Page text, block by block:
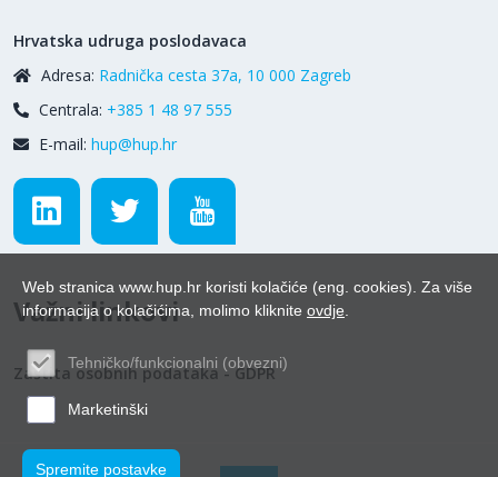
Hrvatska udruga poslodavaca
Adresa: Radnička cesta 37a, 10 000 Zagreb
Centrala: +385 1 48 97 555
E-mail: hup@hup.hr
Važni linkovi
Zaštita osobnih podataka - GDPR
Web stranica www.hup.hr koristi kolačiće (eng. cookies). Za više
informacija o kolačićima, molimo kliknite ovdje
Tehničko/funkcionalni (obvezni)
Marketinški
Spremite postavke